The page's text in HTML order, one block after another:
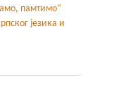
памтимо“
језика и